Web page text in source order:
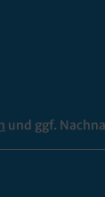
und ggf.